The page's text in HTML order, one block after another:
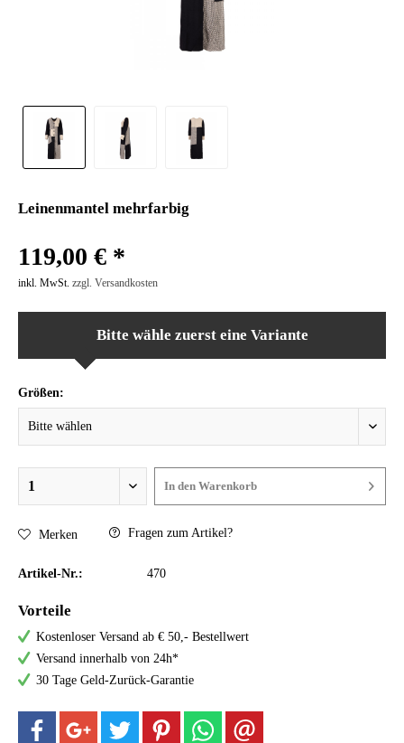
Leinenmantel mehrfarbig
119,00 € *
inkl. MwSt. zzgl. Versandkosten
Bitte wähle zuerst eine Variante
Größen:
In den Warenkorb
Merken Fragen zum Artikel?
Artikel-Nr.: 470
Vorteile
Kostenloser Versand ab € 50,- Bestellwert
Versand innerhalb von 24h*
30 Tage Geld-Zurück-Garantie